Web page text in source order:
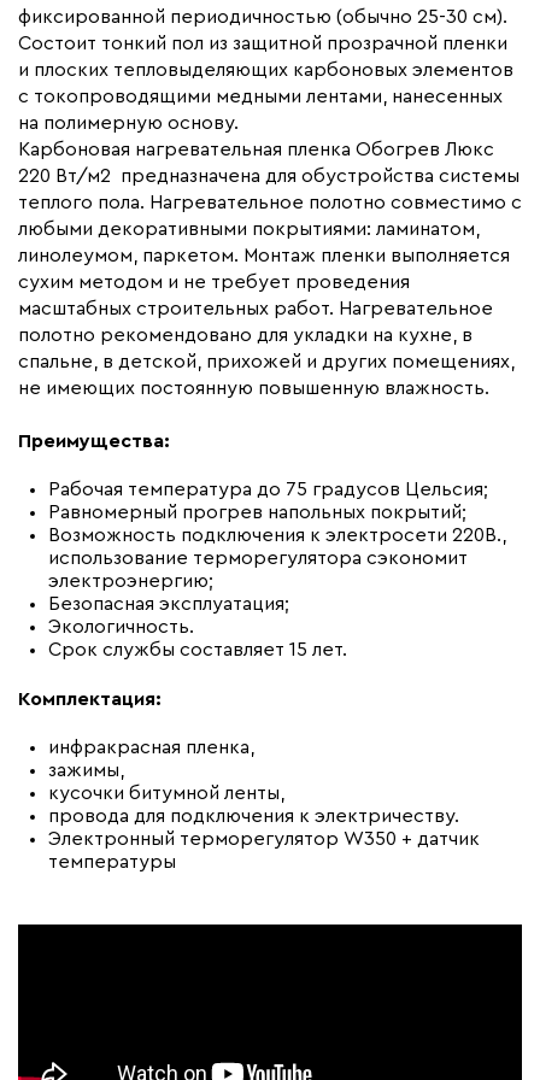
Макс. ток нагрузки (А) 5.0
Ширина (мм) 500
Толщина (мм)
Длина установочного провода, м
Страна производства
Гарантия (год)
Срок службы(год) 15
Вес (кг) 2,65
Коллекция
Комплекты Обогрев Люкс
50PL
фиксированной периодичностью (обычно 25-30 см).
Состоит тонкий пол из защитной прозрачной пленки
и плоских тепловыделяющих карбоновых элементов
с токопроводящими медными лентами, нанесенных
на полимерную основу.
Карбоновая нагревательная пленка Обогрев Люкс
220 Вт/м2 предназначена для обустройства системы
теплого пола. Нагревательное полотно совместимо с
любыми декоративными покрытиями: ламинатом,
линолеумом, паркетом. Монтаж пленки выполняется
сухим методом и не требует проведения
масштабных строительных работ. Нагревательное
полотно рекомендовано для укладки на кухне, в
спальне, в детской, прихожей и других помещениях,
не имеющих постоянную повышенную влажность.
Преимущества:
Рабочая температура до 75 градусов Цельсия;
Равномерный прогрев напольных покрытий;
Возможность подключения к электросети 220В.,
использование терморегулятора сэкономит
электроэнергию;
Безопасная эксплуатация;
Экологичность.
Срок службы составляет 15 лет.
Комплектация:
инфракрасная пленка,
зажимы,
кусочки битумной ленты,
провода для подключения к электричеству.
Электронный терморегулятор W350 + датчик
температуры